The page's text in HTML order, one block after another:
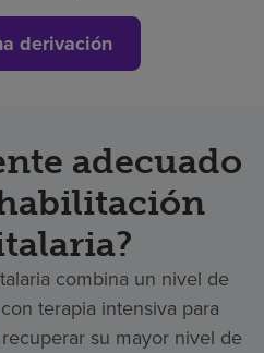
derivación
adecuado
combina un nivel de
terapia intensiva para
su mayor nivel de